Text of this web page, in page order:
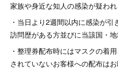
家族や身近な知人の感染が疑わ
・当日より2週間以内に感染が
訪問歴がある方並びに当該国・
・整理券配布時にはマスクの着
されていないお客様への配布は